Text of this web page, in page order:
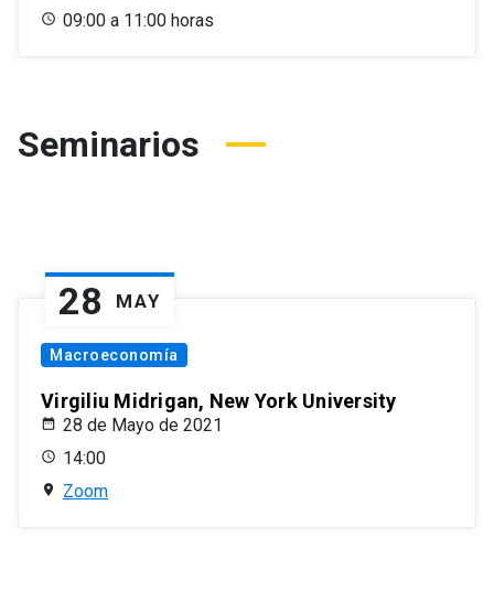
09:00 a 11:00 horas
Seminarios
28 MAY
Macroeconomía
Virgiliu Midrigan, New York University
28 de Mayo de 2021
14:00
Zoom